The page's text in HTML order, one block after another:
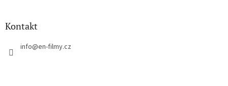
Kontakt
info@en-filmy.cz